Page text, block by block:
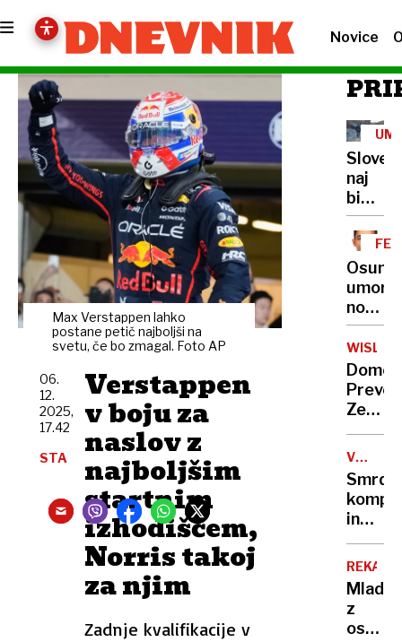
Novice
Max Verstappen lahko
postane petič najboljši na
svetu, če bo zmagal. Foto AP
Verstappen
v boju za
naslov z
najboljšim
startnim
izhodiščem,
Norris takoj
za njim
Zadnje kvalifikacije v
06.
12.
2025,
17.42
STA
naj
bi
truplo
umora
prijeli
v
WISLA
Domen
Prevc:
Zelo,
zelo
sem
vesel
te
zmage
NEDA
in
roj
mušic?
Kriva
je
ki jo
REKA
z
ostrim